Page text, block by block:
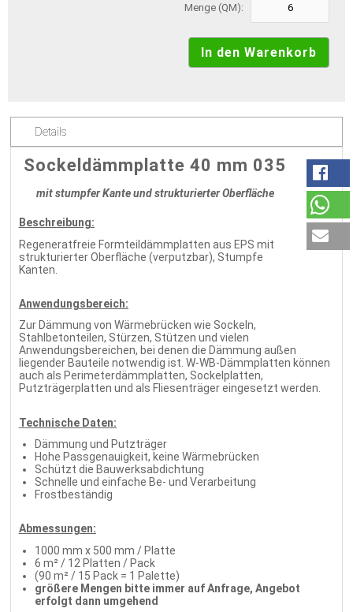
Menge (QM):
Details
Sockeldämmplatte 40 mm 035
mit stumpfer Kante und strukturierter Oberfläche
Beschreibung:
Regeneratfreie Formteildämmplatten aus EPS mit
strukturierter Oberfläche (verputzbar), Stumpfe
Kanten.
Anwendungsbereich:
Zur Dämmung von Wärmebrücken wie Sockeln,
Stahlbetonteilen, Stürzen, Stützen und vielen
Anwendungsbereichen, bei denen die Dämmung außen
liegender Bauteile notwendig ist. W-WB-Dämmplatten können
auch als Perimeterdämmplatten, Sockelplatten,
Putzträgerplatten und als Fliesenträger eingesetzt werden.
Technische Daten:
Dämmung und Putzträger
Hohe Passgenauigkeit, keine Wärmebrücken
Schützt die Bauwerksabdichtung
Schnelle und einfache Be- und Verarbeitung
Frostbeständig
Abmessungen:
1000 mm x 500 mm / Platte
6 m² / 12 Platten / Pack
(90 m² / 15 Pack = 1 Palette)
größere Mengen bitte immer auf Anfrage, Angebot
erfolgt dann umgehend